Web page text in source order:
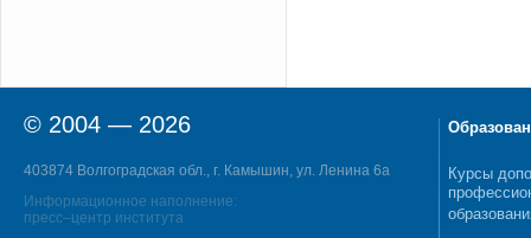
© 2004 — 2026
403874 Волгоградская обл., г. Камышин, ул. Ленина 6а
Информационное наполнение:
пресс–центр института
Курсы